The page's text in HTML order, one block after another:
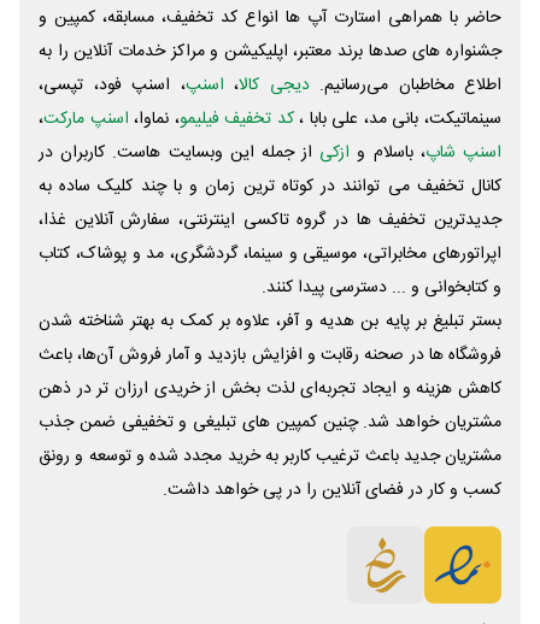
حاضر با همراهی استارت آپ ها انواع کد تخفیف، مسابقه، کمپین و
جشنواره های صدها برند معتبر، اپلیکیشن و مراکز خدمات آنلاین را به
اطلاع مخاطبان می‌رسانیم. دیجی کالا، اسنپ، اسنپ فود، تپسی،
سینماتیکت، بانی مد، علی‌ بابا ،کد تخفیف فیلیمو، نماوا، اسنپ مارکت،
اسنپ شاپ، باسلام و ازکی از جمله این وبسایت ‌هاست. کاربران در
کانال تخفیف می توانند در کوتاه ترین زمان و با چند کلیک ساده به
جدیدترین تخفیف ها در گروه تاکسی اینترنتی، سفارش آنلاین غذا،
اپراتورهای مخابراتی، موسیقی و سینما، گردشگری، مد و پوشاک، کتاب
و کتابخوانی و ... دسترسی پیدا کنند.
بستر تبلیغ بر پایه بن هدیه و آفر، علاوه بر کمک به بهتر شناخته شدن
فروشگاه ها در صحنه رقابت و افزایش بازدید و آمار فروش آن‌ها، باعث
کاهش هزینه و ایجاد تجربه‌ای لذت بخش از خریدی ارزان تر در ذهن
مشتریان خواهد شد. چنین کمپین های تبلیغی و تخفیفی ضمن جذب
مشتریان جدید باعث ترغیب کاربر به خرید مجدد شده و توسعه و رونق
کسب و کار در فضای آنلاین را در پی خواهد داشت.